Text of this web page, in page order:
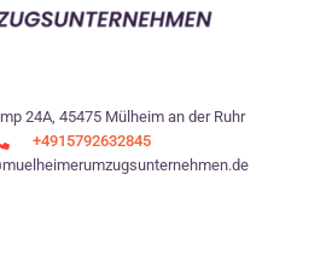
24A, 45475 Mülheim an der Ruhr
+4915792632845